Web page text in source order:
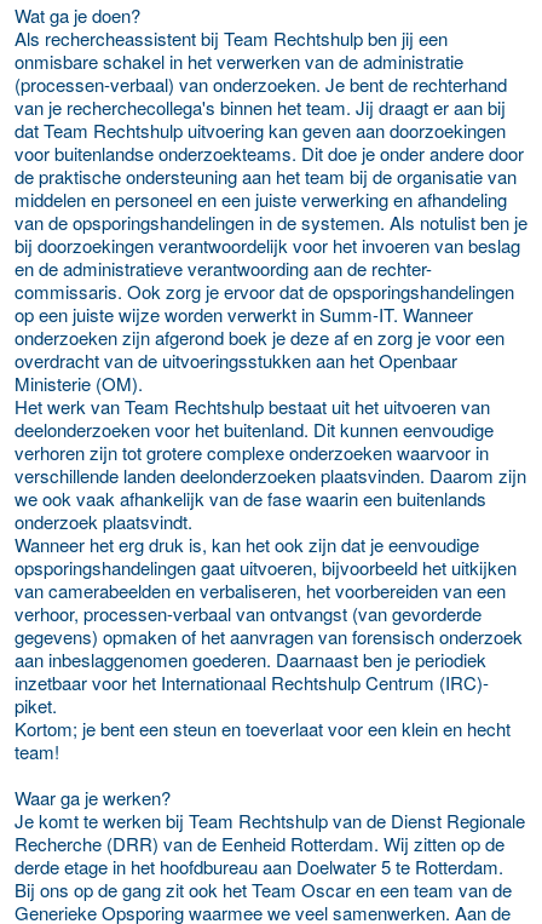
Wat ga je doen?
Als rechercheassistent bij Team Rechtshulp ben jij een
onmisbare schakel in het verwerken van de administratie
(processen-verbaal) van onderzoeken. Je bent de rechterhand
van je recherchecollega's binnen het team. Jij draagt er aan bij
dat Team Rechtshulp uitvoering kan geven aan doorzoekingen
voor buitenlandse onderzoekteams. Dit doe je onder andere door
de praktische ondersteuning aan het team bij de organisatie van
middelen en personeel en een juiste verwerking en afhandeling
van de opsporingshandelingen in de systemen. Als notulist ben je
bij doorzoekingen verantwoordelijk voor het invoeren van beslag
en de administratieve verantwoording aan de rechter-
commissaris. Ook zorg je ervoor dat de opsporingshandelingen
op een juiste wijze worden verwerkt in Summ-IT. Wanneer
onderzoeken zijn afgerond boek je deze af en zorg je voor een
overdracht van de uitvoeringsstukken aan het Openbaar
Ministerie (OM).
Het werk van Team Rechtshulp bestaat uit het uitvoeren van
deelonderzoeken voor het buitenland. Dit kunnen eenvoudige
verhoren zijn tot grotere complexe onderzoeken waarvoor in
verschillende landen deelonderzoeken plaatsvinden. Daarom zijn
we ook vaak afhankelijk van de fase waarin een buitenlands
onderzoek plaatsvindt.
Wanneer het erg druk is, kan het ook zijn dat je eenvoudige
opsporingshandelingen gaat uitvoeren, bijvoorbeeld het uitkijken
van camerabeelden en verbaliseren, het voorbereiden van een
verhoor, processen-verbaal van ontvangst (van gevorderde
gegevens) opmaken of het aanvragen van forensisch onderzoek
aan inbeslaggenomen goederen. Daarnaast ben je periodiek
inzetbaar voor het Internationaal Rechtshulp Centrum (IRC)-
piket.
Kortom; je bent een steun en toeverlaat voor een klein en hecht
team!
Waar ga je werken?
Je komt te werken bij Team Rechtshulp van de Dienst Regionale
Recherche (DRR) van de Eenheid Rotterdam. Wij zitten op de
derde etage in het hoofdbureau aan Doelwater 5 te Rotterdam.
Bij ons op de gang zit ook het Team Oscar en een team van de
Generieke Opsporing waarmee we veel samenwerken. Aan de